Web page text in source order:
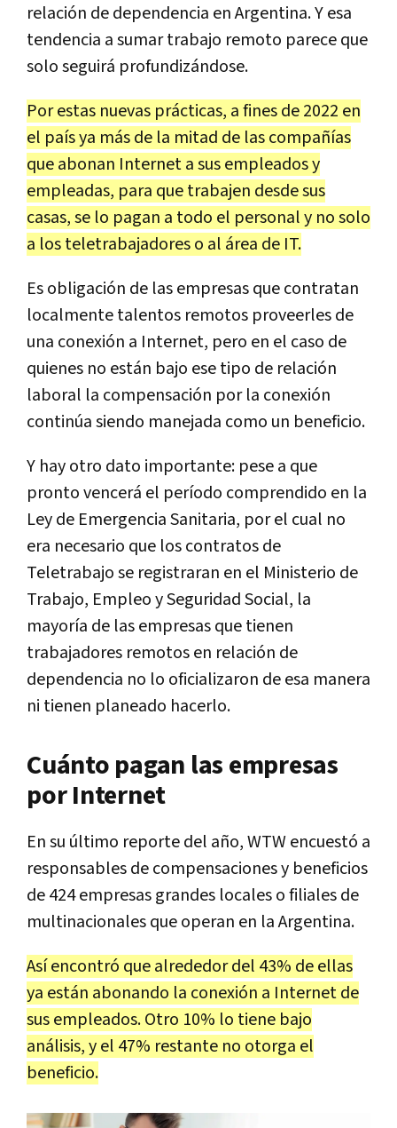
relación de dependencia en Argentina. Y esa
tendencia a sumar trabajo remoto parece que
solo seguirá profundizándose.
Por estas nuevas prácticas, a fines de 2022 en
el país ya más de la mitad de las compañías
que abonan Internet a sus empleados y
empleadas, para que trabajen desde sus
casas, se lo pagan a todo el personal y no solo
a los teletrabajadores o al área de IT.
Es obligación de las empresas que contratan
localmente talentos remotos proveerles de
una conexión a Internet, pero en el caso de
quienes no están bajo ese tipo de relación
laboral la compensación por la conexión
continúa siendo manejada como un beneficio.
Y hay otro dato importante: pese a que
pronto vencerá el período comprendido en la
Ley de Emergencia Sanitaria, por el cual no
era necesario que los contratos de
Teletrabajo se registraran en el Ministerio de
Trabajo, Empleo y Seguridad Social, la
mayoría de las empresas que tienen
trabajadores remotos en relación de
dependencia no lo oficializaron de esa manera
ni tienen planeado hacerlo.
Cuánto pagan las empresas
por Internet
En su último reporte del año, WTW encuestó a
responsables de compensaciones y beneficios
de 424 empresas grandes locales o filiales de
multinacionales que operan en la Argentina.
Así encontró que alrededor del 43% de ellas
ya están abonando la conexión a Internet de
sus empleados. Otro 10% lo tiene bajo
análisis, y el 47% restante no otorga el
beneficio.